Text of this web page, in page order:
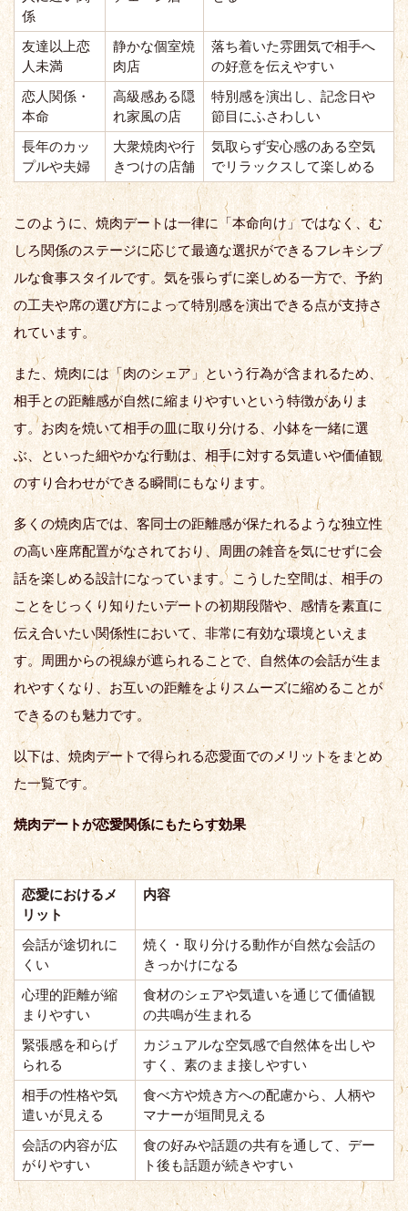
係
友達以上恋
人未満
静かな個室焼
肉店
落ち着いた雰囲気で相手へ
の好意を伝えやすい
恋人関係・
本命
高級感ある隠
れ家風の店
特別感を演出し、記念日や
節目にふさわしい
長年のカッ
プルや夫婦
大衆焼肉や行
きつけの店舗
気取らず安心感のある空気
でリラックスして楽しめる
このように、焼肉デートは一律に「本命向け」ではなく、む
しろ関係のステージに応じて最適な選択ができるフレキシブ
ルな食事スタイルです。気を張らずに楽しめる一方で、予約
の工夫や席の選び方によって特別感を演出できる点が支持さ
れています。
また、焼肉には「肉のシェア」という行為が含まれるため、
相手との距離感が自然に縮まりやすいという特徴がありま
す。お肉を焼いて相手の皿に取り分ける、小鉢を一緒に選
ぶ、といった細やかな行動は、相手に対する気遣いや価値観
のすり合わせができる瞬間にもなります。
多くの焼肉店では、客同士の距離感が保たれるような独立性
の高い座席配置がなされており、周囲の雑音を気にせずに会
話を楽しめる設計になっています。こうした空間は、相手の
ことをじっくり知りたいデートの初期段階や、感情を素直に
伝え合いたい関係性において、非常に有効な環境といえま
す。周囲からの視線が遮られることで、自然体の会話が生ま
れやすくなり、お互いの距離をよりスムーズに縮めることが
できるのも魅力です。
以下は、焼肉デートで得られる恋愛面でのメリットをまとめ
た一覧です。
焼肉デートが恋愛関係にもたらす効果
恋愛におけるメ
リット
内容
会話が途切れに
くい
焼く・取り分ける動作が自然な会話の
きっかけになる
心理的距離が縮
まりやすい
食材のシェアや気遣いを通じて価値観
の共鳴が生まれる
緊張感を和らげ
られる
カジュアルな空気感で自然体を出しや
すく、素のまま接しやすい
相手の性格や気
遣いが見える
食べ方や焼き方への配慮から、人柄や
マナーが垣間見える
会話の内容が広
がりやすい
食の好みや話題の共有を通して、デー
ト後も話題が続きやすい